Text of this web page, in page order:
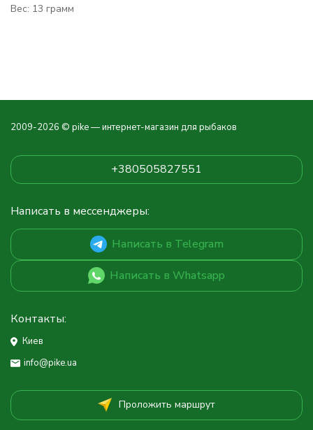
Вес: 13 грамм
2009-2026 © pike — интернет-магазин для рыбаков
+380505827551
Написать в мессенджеры:
Написать в Telegram
Написать в Whatsapp
Контакты:
Киев
info@pike.ua
Проложить маршрут